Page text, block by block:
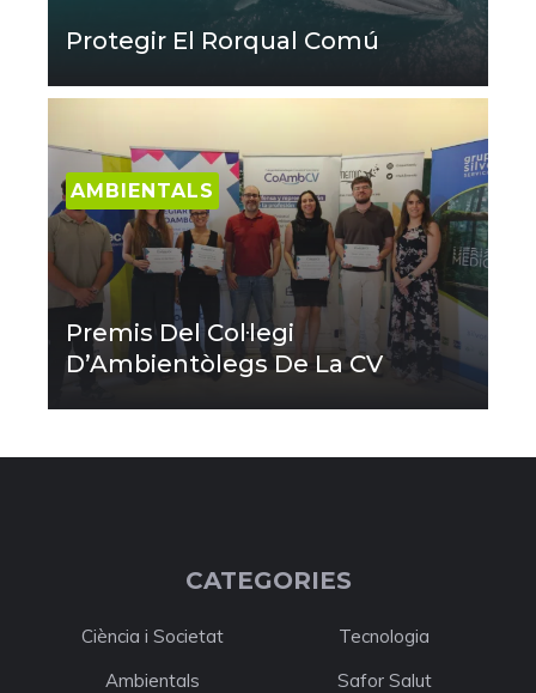
Protegir El Rorqual Comú
AMBIENTALS
Premis Del Col·legi
D’Ambientòlegs De La CV
CATEGORIES
Ciència i Societat
Tecnologia
Ambientals
Safor Salut